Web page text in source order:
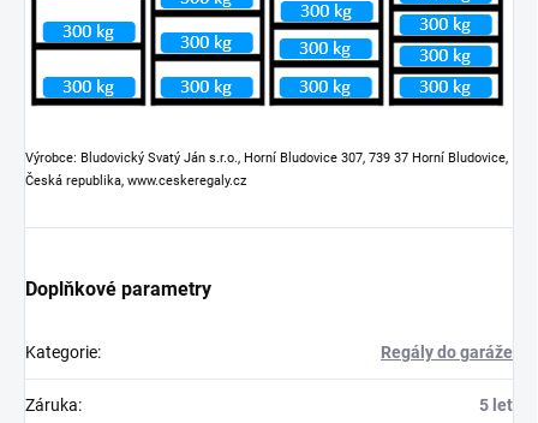
Výrobce: Bludovický Svatý Ján s.r.o., Horní Bludovice 307, 739 37 Horní Bludovice,
Česká republika, www.ceskeregaly.cz
Doplňkové parametry
Kategorie: Regály do garáže
Záruka: 5 let